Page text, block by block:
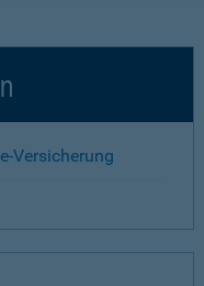
Versicherung